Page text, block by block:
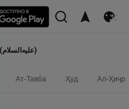
Ҳазрати Лут (علیه‌السلام)
Ат-Тавба Ҳуд Ал-Ҳиҷр